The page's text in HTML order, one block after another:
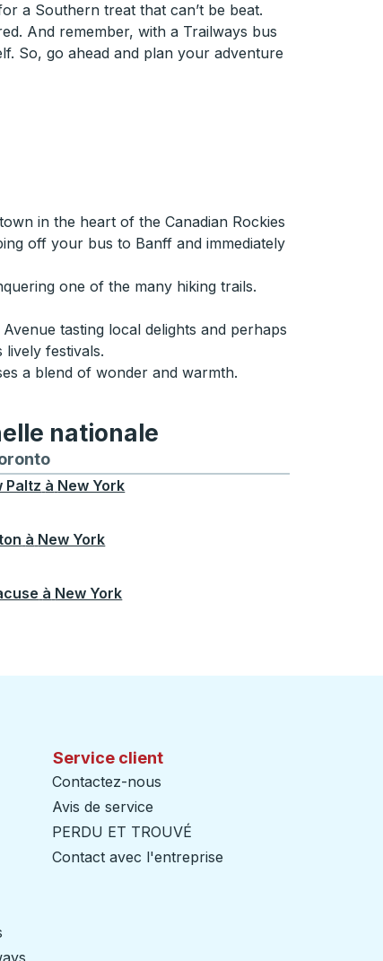
a Southern treat that can’t be beat.
And remember, with a Trailways bus
So, go ahead and plan your adventure
in the heart of the Canadian Rockies
off your bus to Banff and immediately
one of the many hiking trails.
tasting local delights and perhaps
festivals.
a blend of wonder and warmth.
nationale
Chicago
vers et depuis Seattle
de bus vers et depuis Boston
Itinéraires de bus vers et depuis Toronto
Paltz à New York
à New York
à New York
Service client
Contactez-nous
Avis de service
PERDU ET TROUVÉ
Contact avec l'entreprise